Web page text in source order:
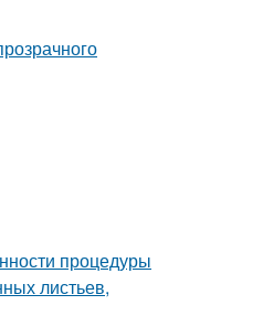
процедуры
листьев,